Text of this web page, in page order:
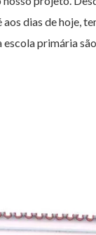
aos dias de hoje,
primária